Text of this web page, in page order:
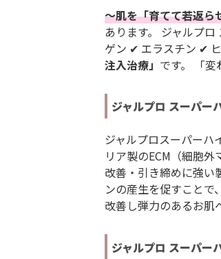
フィロルガ注射
ダブロゴールド
ボツリヌス
ケミカルピー
エンビロン
〜肌を「育てて若返ら
あります。 ジャルプ
ゲン ✔ エラスチン ✔
注入治療」 です。 「
ジャルプロ スーパー
ジャルプロスーパー
リア製のECM（細胞
改善・引き締めに強い
ンの産生を促すことで
改善し弾力のあるお肌
ジャルプロ スーパー